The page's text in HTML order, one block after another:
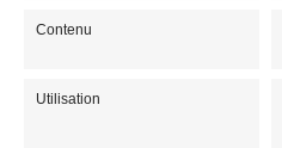
Contenu
Utilisation